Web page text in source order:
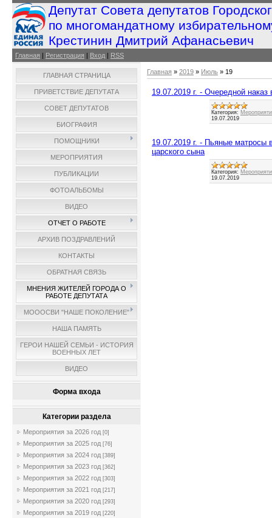
Депутат Совета депутатов
по многомандатному
Крестинин Дмитрий Афанасьевич
Главная | Регистрация | Вход | RSS
ГЛАВНАЯ СТРАНИЦА
ПРИВЕТСТВИЕ ДЕПУТАТА
СОВЕТ ДЕПУТАТОВ
БИОГРАФИЯ
ПОМОЩНИКИ
МЕРОПРИЯТИЯ
ПУБЛИКАЦИИ
ФОТОАЛЬБОМЫ
ВИДЕО
ОТЧЕТ О РАБОТЕ
АРХИВ ПОЗДРАВЛЕНИЙ
КОНТАКТЫ
ОБРАТНАЯ СВЯЗЬ
МНЕНИЯ ЖИТЕЛЕЙ ГОРОДА О
РАБОТЕ ДЕПУТАТА
МОООСВИ "НАШЕ ПОКОЛЕНИЕ"
НАША ПАМЯТЬ
ГЕРОИ НАШЕЙ СЕМЬИ - ИСТОРИЯ
ВОЕННЫХ ЛЕТ
ВИДЕО
Форма входа
Категории раздела
Мероприятия за 2026 год [0]
Мероприятия за 2025 год [76]
Мероприятия за 2024 год [389]
Мероприятия за 2023 год [362]
Мероприятия за 2022 год [303]
Мероприятия за 2021 год [217]
Мероприятия за 2020 год [293]
Мероприятия за 2019 год [220]
Главная » 2019 » Июль » 19
19.07.2019 г. - Очередной наказ
Категория:
19.07.2019
19.07.2019 г. - Пьяные матросы
царского сына
Категория:
19.07.2019